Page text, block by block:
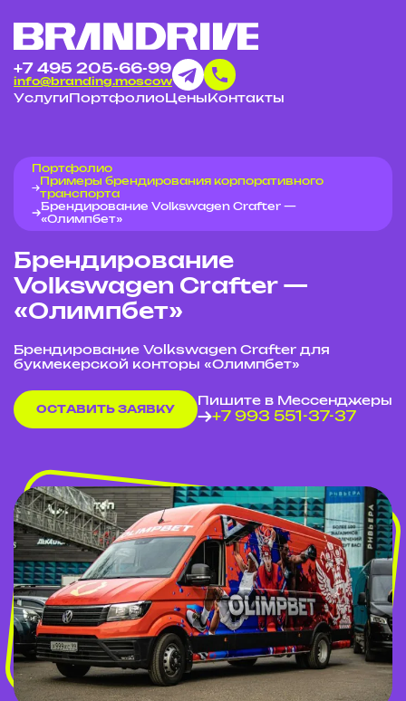
Услуги Портфолио Цены Контакты
+7 495 205-66-99
info@branding.moscow
Портфолио
Примеры брендирования корпоративного
транспорта
Брендирование Volkswagen Crafter —
«Олимпбет»
Брендирование
Volkswagen Crafter —
«Олимпбет»
Брендирование Volkswagen Crafter для
букмекерской конторы «Олимпбет»
ОСТАВИТЬ ЗАЯВКУ
Пишите в Мессенджеры
+7 993 551-37-37